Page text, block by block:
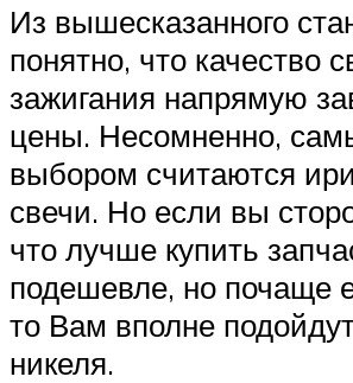
Из вышесказанного
понятно, что качество
зажигания напрямую
цены. Несомненно,
выбором считаются
свечи. Но если вы
что лучше купить
подешевле, но почаще
то Вам вполне
никеля.